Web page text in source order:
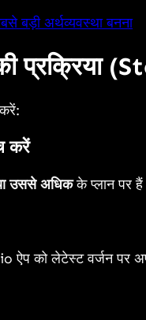
बड़ी अर्थव्यवस्था बनना
करें
उससे अधिकके प्लान पर
को लेटेस्ट वर्जन पर